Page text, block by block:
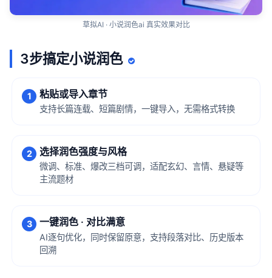
草拟AI · 小说润色ai 真实效果对比
3步搞定小说润色
1 粘贴或导入章节
支持长篇连载、短篇剧情，一键导入，无需格式转换
2 选择润色强度与风格
微调、标准、爆改三档可调，适配玄幻、言情、悬疑等
主流题材
3 一键润色 · 对比满意
AI逐句优化，同时保留原意，支持段落对比、历史版本
回溯